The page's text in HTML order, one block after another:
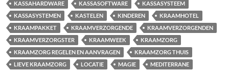
KASSAHARDWARE
KASSASOFTWARE
KASSASYSTEEM
KASSASYSTEMEN
KASTELEN KINDEREN
KRAAMHOTEL
KRAAMPAKKET
KRAAMVERZORGENDE
KRAAMVERZORGENDEN
KRAAMVERZORGSTER
KRAAMWEEK
KRAAMZORG
KRAAMZORG REGELEN EN AANVRAGEN
KRAAMZORG THUIS
LIEVE KRAAMZORG
LOCATIE MAGIE
MEDITERRANE